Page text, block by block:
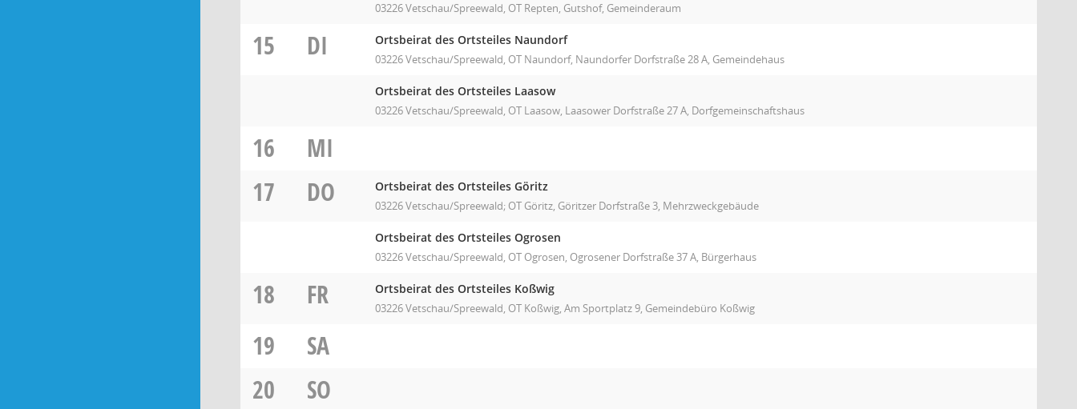
03226 Vetschau/Spreewald, OT Repten, Gutshof, Gemeinderaum
15 DI Ortsbeirat des Ortsteiles Naundorf
03226 Vetschau/Spreewald, OT Naundorf, Naundorfer Dorfstraße 28 A, Gemeindehaus
Ortsbeirat des Ortsteiles Laasow
03226 Vetschau/Spreewald, OT Laasow, Laasower Dorfstraße 27 A, Dorfgemeinschaftshaus
16
MI
17
DO Ortsbeirat des Ortsteiles Göritz
03226 Vetschau/Spreewald; OT Göritz, Göritzer Dorfstraße 3, Mehrzweckgebäude
Ortsbeirat des Ortsteiles Ogrosen
03226 Vetschau/Spreewald, OT Ogrosen, Ogrosener Dorfstraße 37 A, Bürgerhaus
18 FR Ortsbeirat des Ortsteiles Koßwig
03226 Vetschau/Spreewald, OT Koßwig, Am Sportplatz 9, Gemeindebüro Koßwig
19
SA
20
SO